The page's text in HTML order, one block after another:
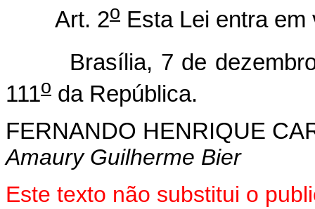
Art. 2o Esta Lei entra
Brasília, 7 de dezembro
111o da República.
FERNANDO HENRIQUE
Amaury Guilherme Bier
Este texto não substitui o